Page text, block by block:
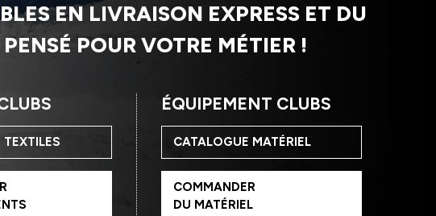
EN LIVRAISON EXPRESS ET DU
POUR VOTRE MÉTIER !
TEXTILES
ÉQUIPEMENT CLUBS
CATALOGUE MATÉRIEL
COMMANDER
DU MATÉRIEL